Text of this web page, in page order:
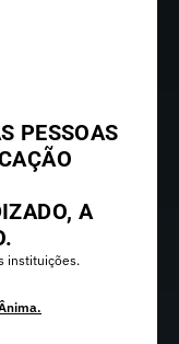
PESSOAS
A
instituições.